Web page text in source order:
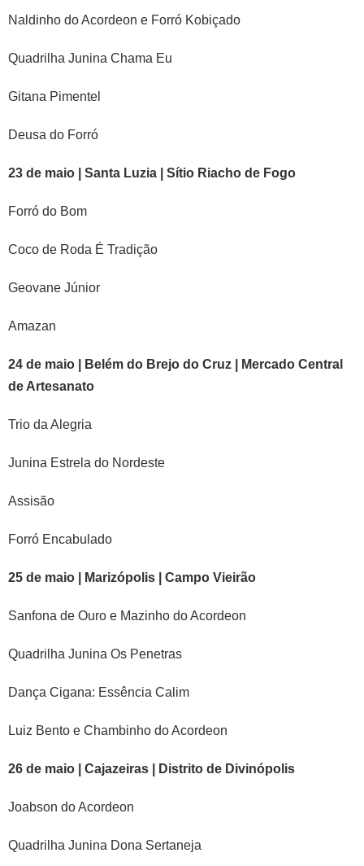
Naldinho do Acordeon e Forró Kobiçado
Quadrilha Junina Chama Eu
Gitana Pimentel
Deusa do Forró
23 de maio | Santa Luzia | Sítio Riacho de Fogo
Forró do Bom
Coco de Roda É Tradição
Geovane Júnior
Amazan
24 de maio | Belém do Brejo do Cruz | Mercado Central
de Artesanato
Trio da Alegria
Junina Estrela do Nordeste
Assisão
Forró Encabulado
25 de maio | Marizópolis | Campo Vieirão
Sanfona de Ouro e Mazinho do Acordeon
Quadrilha Junina Os Penetras
Dança Cigana: Essência Calim
Luiz Bento e Chambinho do Acordeon
26 de maio | Cajazeiras | Distrito de Divinópolis
Joabson do Acordeon
Quadrilha Junina Dona Sertaneja